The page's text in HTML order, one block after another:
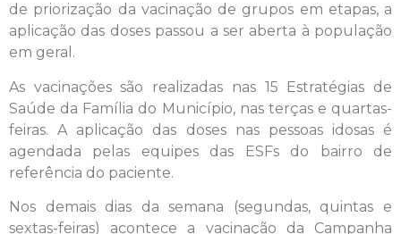
de priorização da vacinação de grupos em etapas, a
aplicação das doses passou a ser aberta à população
em geral.
As vacinações são realizadas nas 15 Estratégias de
Saúde da Família do Município, nas terças e quartas-
feiras. A aplicação das doses nas pessoas idosas é
agendada pelas equipes das ESFs do bairro de
referência do paciente.
Nos demais dias da semana (segundas, quintas e
sextas-feiras) acontece a vacinação da Campanha